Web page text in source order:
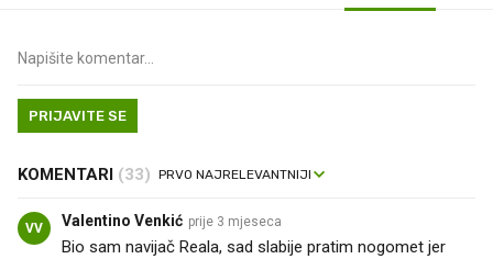
PRIJAVITE SE
KOMENTARI (33)
VV Valentino Venkić prije 3 mjeseca
Bio sam navijač Reala, sad slabije pratim nogomet jer